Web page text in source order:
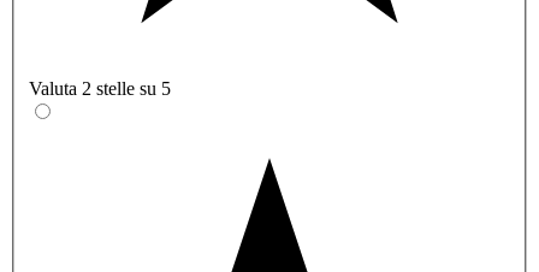
Valuta 2 stelle su 5